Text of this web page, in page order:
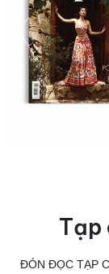
Tạp
ĐÓN ĐỌC TẠP